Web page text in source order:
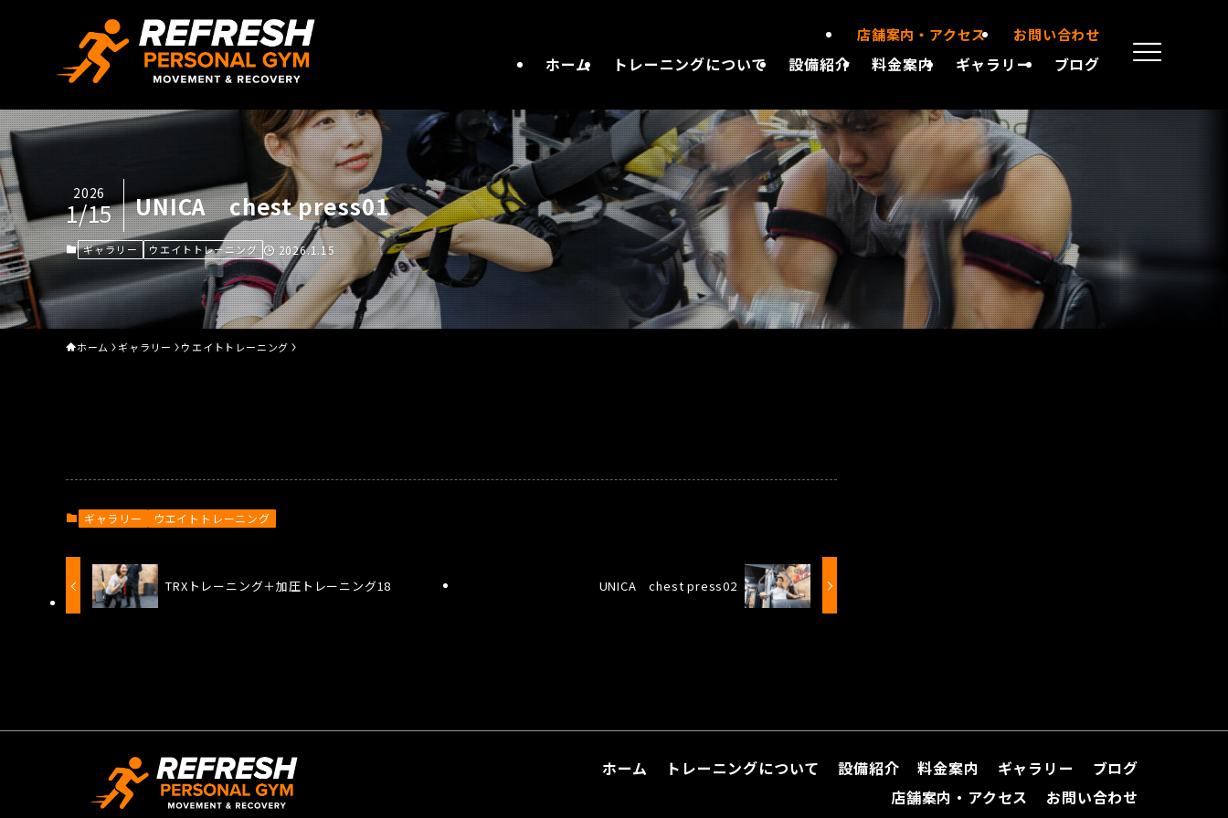
ホーム トレーニングについて 設備紹介 料金案内 ギャラリー ブログ
店舗案内・アクセス お問い合わせ
UNICA chest press01
2026
1/15
ギャラリー ウエイトトレーニング 2026.1.15
ホーム ギャラリー ウエイトトレーニング
ギャラリー ウエイトトレーニング
TRXトレーニング＋加圧トレーニング18 UNICA chest press02
ホーム トレーニングについて 設備紹介 料金案内 ギャラリー
ブログ
店舗案内・アクセス
お問い合わせ